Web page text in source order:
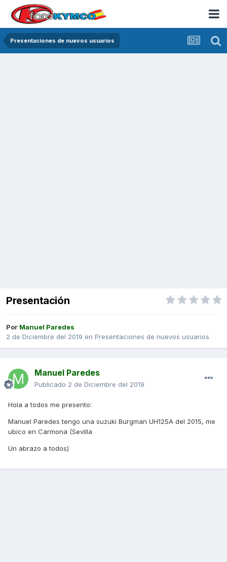
Presentaciones de nuevos usuarios
Presentación
Por Manuel Paredes
2 de Diciembre del 2019 en Presentaciones de nuevos usuarios
Manuel Paredes
Publicado 2 de Diciembre del 2019
Hola a todos me presento:
Manuel Paredes tengo una suzuki Burgman UH125A del 2015, me
ubico en Carmona (Sevilla
Un abrazo a todos)